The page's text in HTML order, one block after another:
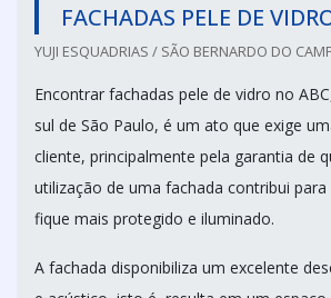
FACHADAS PELE DE
YUJI ESQUADRIAS / SÃO BERNARDO DO
Encontrar fachadas pele de vidro no
sul de São Paulo, é um ato que exige
cliente, principalmente pela garantia de
utilização de uma fachada contribui
fique mais protegido e iluminado.
A fachada disponibiliza um excelente